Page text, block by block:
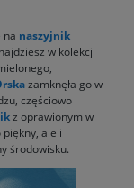
na naszyjnik
w kolekcji
zamknęła go w
częściowo
z oprawionym w
ale i
środowisku.